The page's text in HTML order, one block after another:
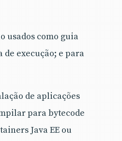
usados como guia
execução; e para
de aplicações
para bytecode
Java EE ou